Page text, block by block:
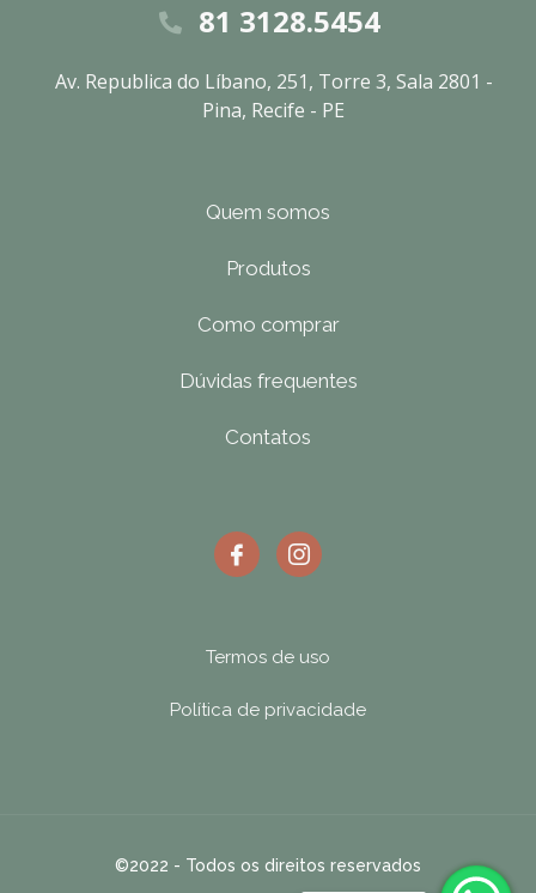
81 3128.5454
Av. Republica do Líbano, 251, Torre 3, Sala 2801 -
Pina, Recife - PE
Quem somos
Produtos
Como comprar
Dúvidas frequentes
Contatos
Termos de uso
Política de privacidade
©2022 - Todos os direitos reservados